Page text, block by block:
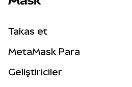
Takas et
Perps
MetaMask Para
Geliştiriciler